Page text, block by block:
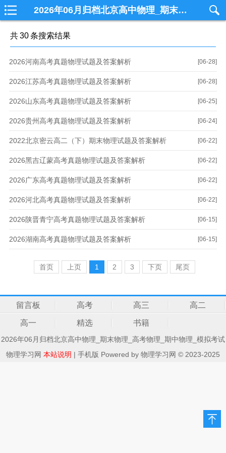
2026年06月归档北京高中物理_期末物理_高考物理_期中物理_模拟考试物理学习网
共30条搜索结果
[06-28]
2026河南高考真题物理试题及答案解析
[06-28]
2026江苏高考真题物理试题及答案解析
[06-25]
2026山东高考真题物理试题及答案解析
[06-24]
2026贵州高考真题物理试题及答案解析
[06-22]
2022北京密云高二（下）期末物理试题及答案解析
[06-22]
2026黑吉辽蒙高考真题物理试题及答案解析
[06-22]
2026广东高考真题物理试题及答案解析
[06-22]
2026河北高考真题物理试题及答案解析
[06-15]
2026陕晋青宁高考真题物理试题及答案解析
[06-15]
2026湖南高考真题物理试题及答案解析
首页 上页 1 2 3 下页 尾页
留言板 高考 高三 高二
高一 精选 书籍
2026年06月归档北京高中物理_期末物理_高考物理_期中物理_模拟考试
物理学习网 本站说明 | 手机版 Powered by 物理学习网 © 2023-2025